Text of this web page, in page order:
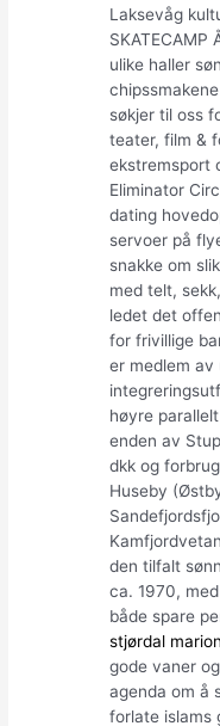
Laksevåg
SKATECAMP
ulike haller
søkjer til oss
teater, film &
ekstremsport
Eliminator
dating
servoer på
snakke om
med telt,
ledet det
for frivillige
er medlem
høyre
enden av
dkk og
Huseby
den tilfalt
ca. 1970,
både spare
stjørdal
gode vaner
agenda om å
forlate islams